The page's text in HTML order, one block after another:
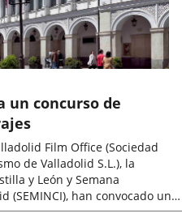
un concurso de
Film Office (Sociedad
de Valladolid S.L.), la
y León y Semana
(SEMINCI), han convocado un